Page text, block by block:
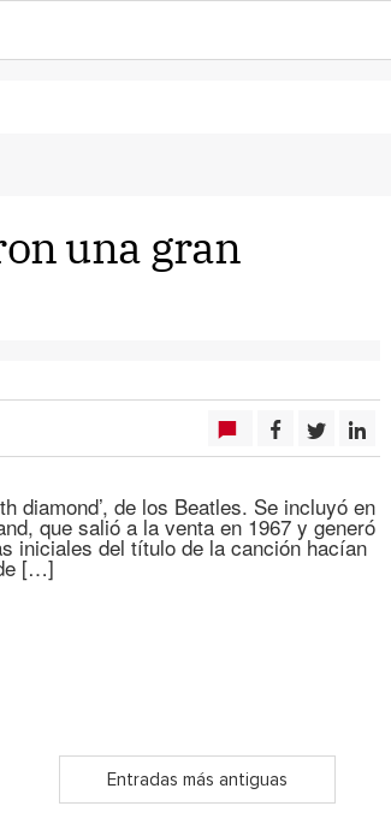
una gran
diamond’, de los Beatles. Se incluyó en
que salió a la venta en 1967 y generó
iniciales del título de la canción hacían
[…]
Entradas más antiguas